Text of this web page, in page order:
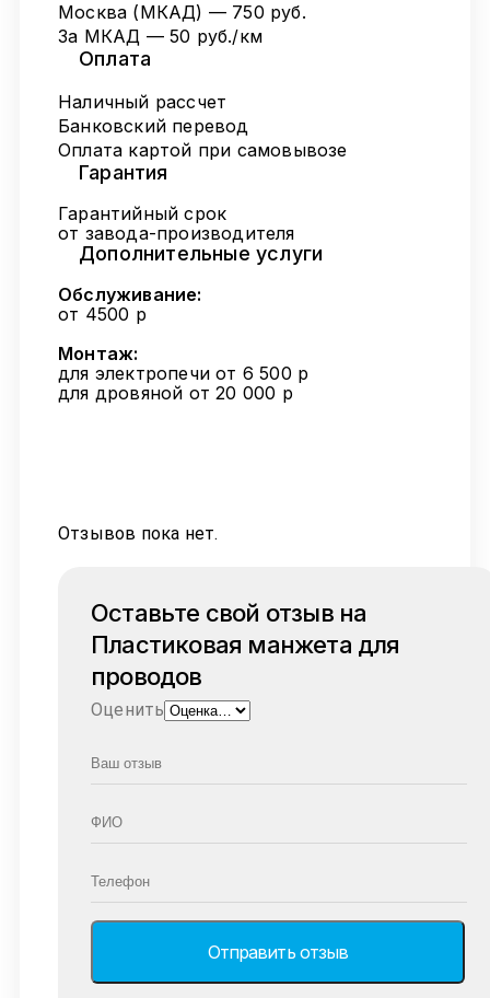
Москва (МКАД) — 750 руб.
За МКАД — 50 руб./км
Оплата
Наличный рассчет
Банковский перевод
Оплата картой при самовывозе
Гарантия
Гарантийный срок
от завода-производителя
Дополнительные услуги
Обслуживание:
от 4500 р
Монтаж:
для электропечи от 6 500 р
для дровяной от 20 000 р
Отзывов пока нет.
Оставьте свой отзыв на
Пластиковая манжета для
проводов
Оценить